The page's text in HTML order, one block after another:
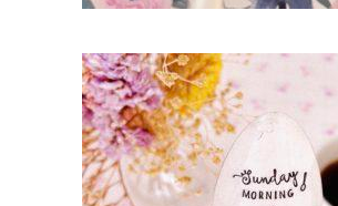
CUILLÈRE À DESSERT GRAVÉE
SUNDAY MORNING